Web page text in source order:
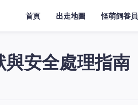
首頁 出走地圖 怪萌飼養員
安全處理指南